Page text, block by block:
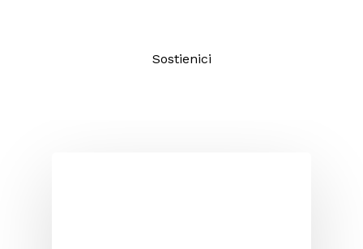
Sostienici